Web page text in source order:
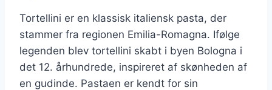
Tortellini er en klassisk italiensk pasta, der
stammer fra regionen Emilia-Romagna. Ifølge
legenden blev tortellini skabt i byen Bologna i
det 12. århundrede, inspireret af skønheden af
en gudinde. Pastaen er kendt for sin